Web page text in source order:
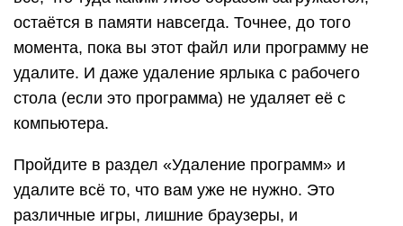
остаётся в памяти навсегда. Точнее, до того
момента, пока вы этот файл или программу не
удалите. И даже удаление ярлыка с рабочего
стола (если это программа) не удаляет её с
компьютера.
Пройдите в раздел «Удаление программ» и
удалите всё то, что вам уже не нужно. Это
различные игры, лишние браузеры, и